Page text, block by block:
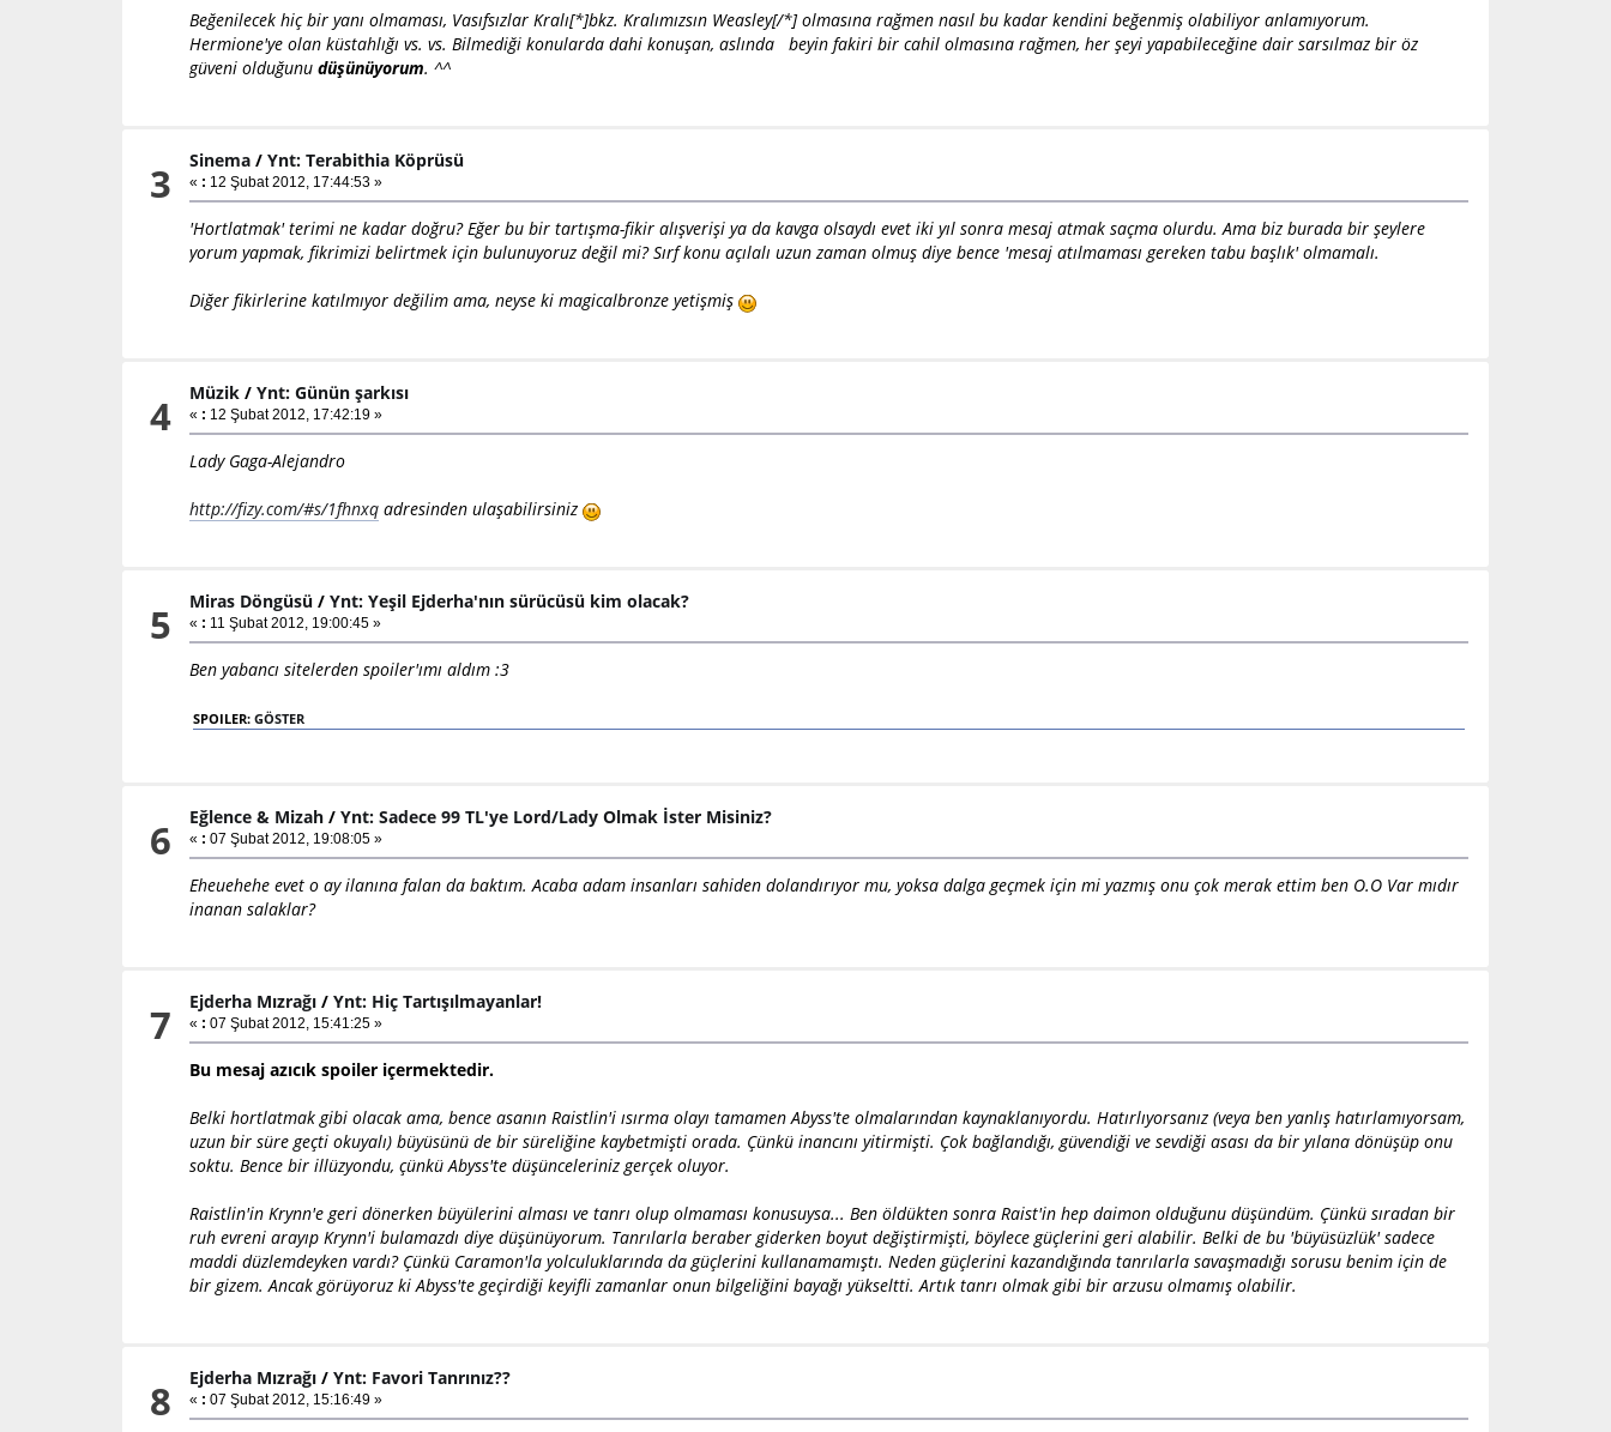
Beğenilecek hiç bir yanı olmaması, Vasıfsızlar Kralı[*]bkz. Kralımızsın Weasley[/*] olmasına rağmen nasıl bu kadar kendini beğenmiş olabiliyor anlamıyorum.
Hermione'ye olan küstahlığı vs. vs. Bilmediği konularda dahi konuşan, aslında beyin fakiri bir cahil olmasına rağmen, her şeyi yapabileceğine dair sarsılmaz bir öz
güveni olduğunudüşünüyorum. ^^
3 Sinema /Ynt: Terabithia Köprüsü
« : 12 Şubat 2012, 17:44:53 »
'Hortlatmak' terimi ne kadar doğru? Eğer bu bir tartışma-fikir alışverişi ya da kavga olsaydı evet iki yıl sonra mesaj atmak saçma olurdu. Ama biz burada bir şeylere
yorum yapmak, fikrimizi belirtmek için bulunuyoruz değil mi? Sırf konu açılalı uzun zaman olmuş diye bence 'mesaj atılmaması gereken tabu başlık' olmamalı.
Diğer fikirlerine katılmıyor değilim ama, neyse ki magicalbronze yetişmiş
4 Müzik /Ynt: Günün şarkısı
« : 12 Şubat 2012, 17:42:19 »
Lady Gaga-Alejandro
http://fizy.com/#s/1fhnxq adresinden ulaşabilirsiniz
5 Miras Döngüsü /Ynt: Yeşil Ejderha'nın sürücüsü kim olacak?
« : 11 Şubat 2012, 19:00:45 »
Ben yabancı sitelerden spoiler'ımı aldım :3
SPOILER:GÖSTER
6 Eğlence & Mizah /Ynt: Sadece 99 TL'ye Lord/Lady Olmak İster Misiniz?
« : 07 Şubat 2012, 19:08:05 »
Eheuehehe evet o ay ilanına falan da baktım. Acaba adam insanları sahiden dolandırıyor mu, yoksa dalga geçmek için mi yazmış onu çok merak ettim ben O.O Var mıdır
inanan salaklar?
7 Ejderha Mızrağı /Ynt: Hiç Tartışılmayanlar!
« : 07 Şubat 2012, 15:41:25 »
Bu mesaj azıcık spoiler içermektedir.
Belki hortlatmak gibi olacak ama, bence asanın Raistlin'i ısırma olayı tamamen Abyss'te olmalarından kaynaklanıyordu. Hatırlıyorsanız (veya ben yanlış hatırlamıyorsam,
uzun bir süre geçti okuyalı) büyüsünü de bir süreliğine kaybetmişti orada. Çünkü inancını yitirmişti. Çok bağlandığı, güvendiği ve sevdiği asası da bir yılana dönüşüp onu
soktu. Bence bir illüzyondu, çünkü Abyss'te düşünceleriniz gerçek oluyor.
Raistlin'in Krynn'e geri dönerken büyülerini alması ve tanrı olup olmaması konusuysa... Ben öldükten sonra Raist'in hep daimon olduğunu düşündüm. Çünkü sıradan bir
ruh evreni arayıp Krynn'i bulamazdı diye düşünüyorum. Tanrılarla beraber giderken boyut değiştirmişti, böylece güçlerini geri alabilir. Belki de bu 'büyüsüzlük' sadece
maddi düzlemdeyken vardı? Çünkü Caramon'la yolculuklarında da güçlerini kullanamamıştı. Neden güçlerini kazandığında tanrılarla savaşmadığı sorusu benim için de
bir gizem. Ancak görüyoruz ki Abyss'te geçirdiği keyifli zamanlar onun bilgeliğini bayağı yükseltti. Artık tanrı olmak gibi bir arzusu olmamış olabilir.
8 Ejderha Mızrağı /Ynt: Favori Tanrınız??
« : 07 Şubat 2012, 15:16:49 »